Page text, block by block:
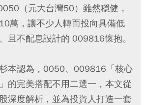
（元大台灣50）雖然穩健，
萬，讓不少人轉而投向具備低
且不配息設計的 009816懷抱。
本認為，0050、009816「核心
的完美搭配不用二選一，本文從
深度解析，並為投資人打造一套